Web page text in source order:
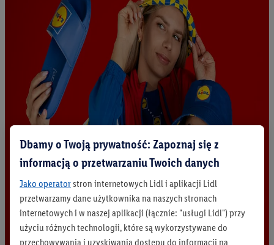
Dbamy o Twoją prywatność: Zapoznaj się z
informacją o przetwarzaniu Twoich danych
Jako operatorstron internetowych Lidl i aplikacji Lidl
przetwarzamy dane użytkownika na naszych stronach
internetowych i w naszej aplikacji (łącznie: "usługi Lidl") przy
użyciu różnych technologii, które są wykorzystywane do
przechowywania i uzyskiwania dostępu do informacji na